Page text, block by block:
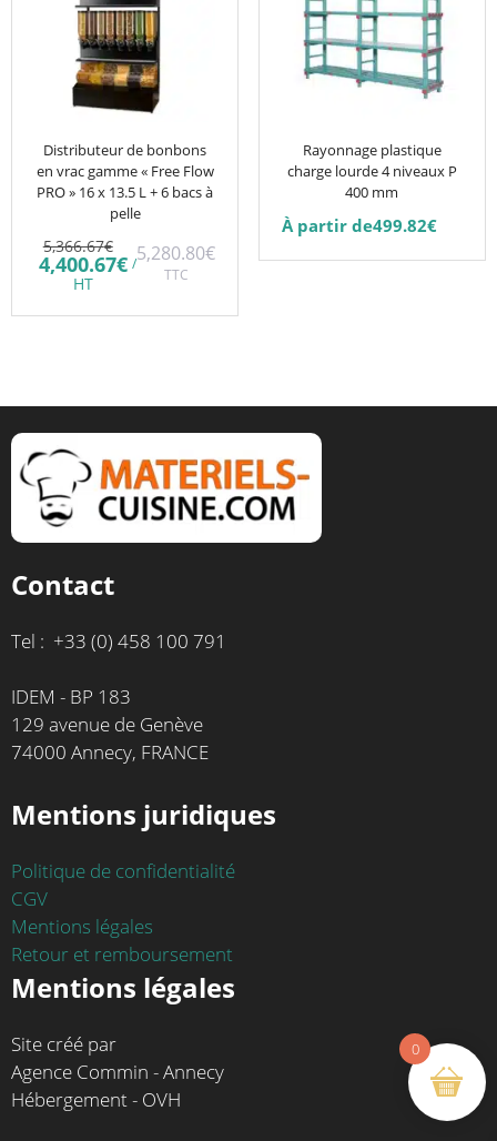
Distributeur de bonbons
en vrac gamme « Free Flow
PRO » 16 x 13.5 L + 6 bacs à
pelle
5,366.67€ Le
prix
initial
5,366.67€.
4,400.67€Le
est :
HT
/5,280.80€
TTC
Rayonnage plastique
charge lourde 4 niveaux P
400 mm
À partir de499.82€
plusieurs
variations.
choisies
page
Contact
Tel : +33 (0) 458 100 791
IDEM - BP 183
129 avenue de Genève
74000 Annecy, FRANCE
Mentions juridiques
Politique de confidentialité
CGV
Mentions légales
Retour et remboursement
Mentions légales
Site créé par
Agence Commin - Annecy
Hébergement - OVH
0